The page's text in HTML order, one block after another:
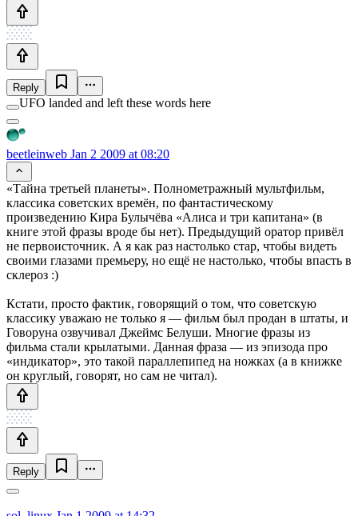
Reply
UFO landed and left these words here
beetleinweb Jan 2 2009 at 08:20
«Тайна третьей планеты». Полнометражный мультфильм,
классика советских времён, по фантастическому
произведению Кира Булычёва «Алиса и три капитана» (в
книге этой фразы вроде бы нет). Предыдущий оратор привёл
не первоисточник. А я как раз настолько стар, чтобы видеть
своими глазами премьеру, но ещё не настолько, чтобы впасть в
склероз :)
Кстати, просто фактик, говорящий о том, что советскую
классику уважаю не только я — фильм был продан в штаты, и
Говоруна озвучивал Джеймс Белуши. Многие фразы из
фильма стали крылатыми. Данная фраза — из эпизода про
«индикатор», это такой параллепипед на ножках (а в книжке
он круглый, говорят, но сам не читал).
Reply